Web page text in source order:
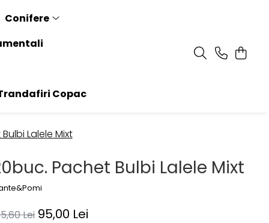
Conifere
Copac
Lalele Mixt
Pachet Bulbi Lalele Mixt
Lei 95,00 Lei